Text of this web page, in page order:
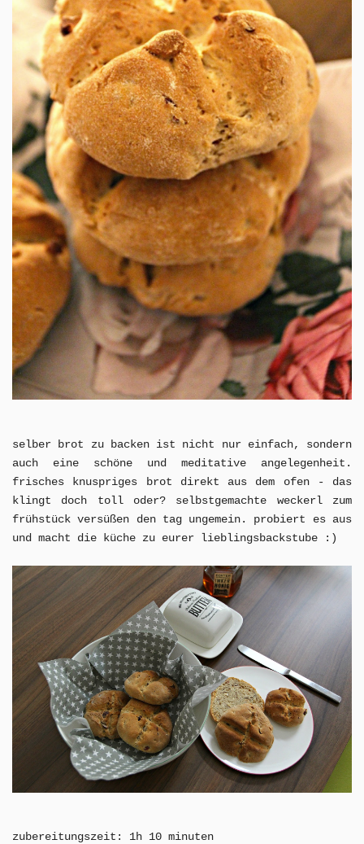
selber brot zu backen ist nicht nur einfach, sondern
auch eine schöne und meditative angelegenheit.
frisches knuspriges brot direkt aus dem ofen - das
klingt doch toll oder? selbstgemachte weckerl zum
frühstückversüßen den tag ungemein. probiert es aus
und macht die küche zu eurer lieblingsbackstube :)
zubereitungszeit: 1h 10 minuten